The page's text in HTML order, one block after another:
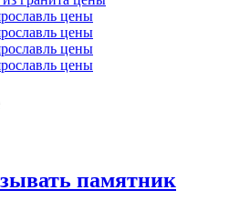
памятник